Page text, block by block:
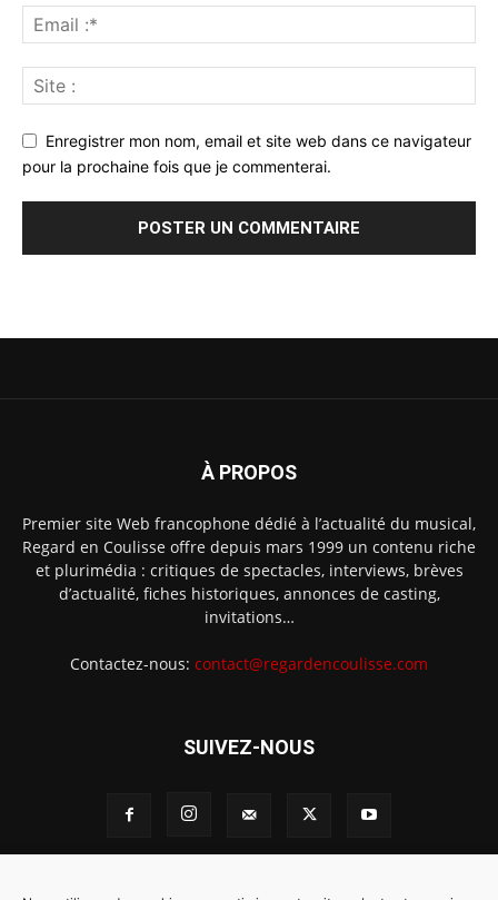
Enregistrer mon nom, email et site web dans ce navigateur
pour la prochaine fois que je commenterai.
À PROPOS
Premier site Web francophone dédié à l’actualité du musical,
Regard en Coulisse offre depuis mars 1999 un contenu riche
et plurimédia : critiques de spectacles, interviews, brèves
d’actualité, fiches historiques, annonces de casting,
invitations…
Contactez-nous: contact@regardencoulisse.com
SUIVEZ-NOUS